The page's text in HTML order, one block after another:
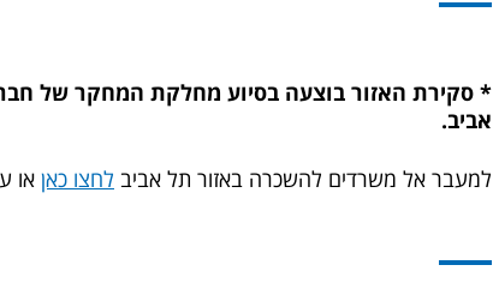
* סקירת האזור בוצעה בסיוע מחלקת המחקר של
אביב.
למעבר אל משרדים להשכרה באזור תל אביב לחצו כאן או